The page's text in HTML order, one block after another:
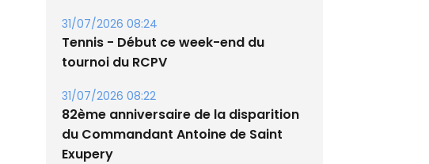
31/07/2026 08:24
Tennis - Début ce week-end du
tournoi du RCPV
31/07/2026 08:22
82ème anniversaire de la disparition
du Commandant Antoine de Saint
Exupery